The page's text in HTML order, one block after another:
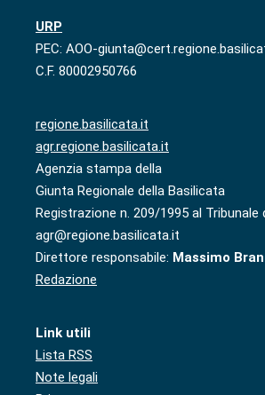
URP
PEC: AOO-
C.F. 80002950766
regione.basilicata.it
agr.regione.basilicata.it
Agenzia stampa della
Giunta Regionale della Basilicata
Registrazione n. 209/1995 al Tribunale
agr@regione.basilicata.it
Direttore responsabile: Massimo
Redazione
Link utili
Lista RSS
Note legali